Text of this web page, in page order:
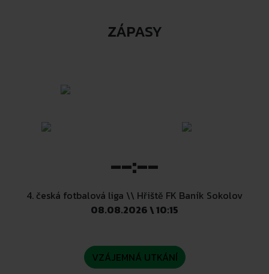
ZÁPASY
--:--
4. česká fotbalová liga \\ Hřiště FK Baník Sokolov
08.08.2026 \ 10:15
VZÁJEMNÁ UTKÁNÍ